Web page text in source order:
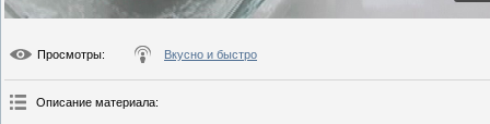
Просмотры: Вкусно и быстро
Описание материала: